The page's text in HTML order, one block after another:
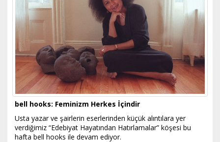
bell hooks: Feminizm Herkes İçindir
Usta yazar ve şairlerin eserlerinden küçük alıntılara yer
verdiğimiz “Edebiyat Hayatından Hatırlamalar” köşesi bu
hafta bell hooks ile devam ediyor.